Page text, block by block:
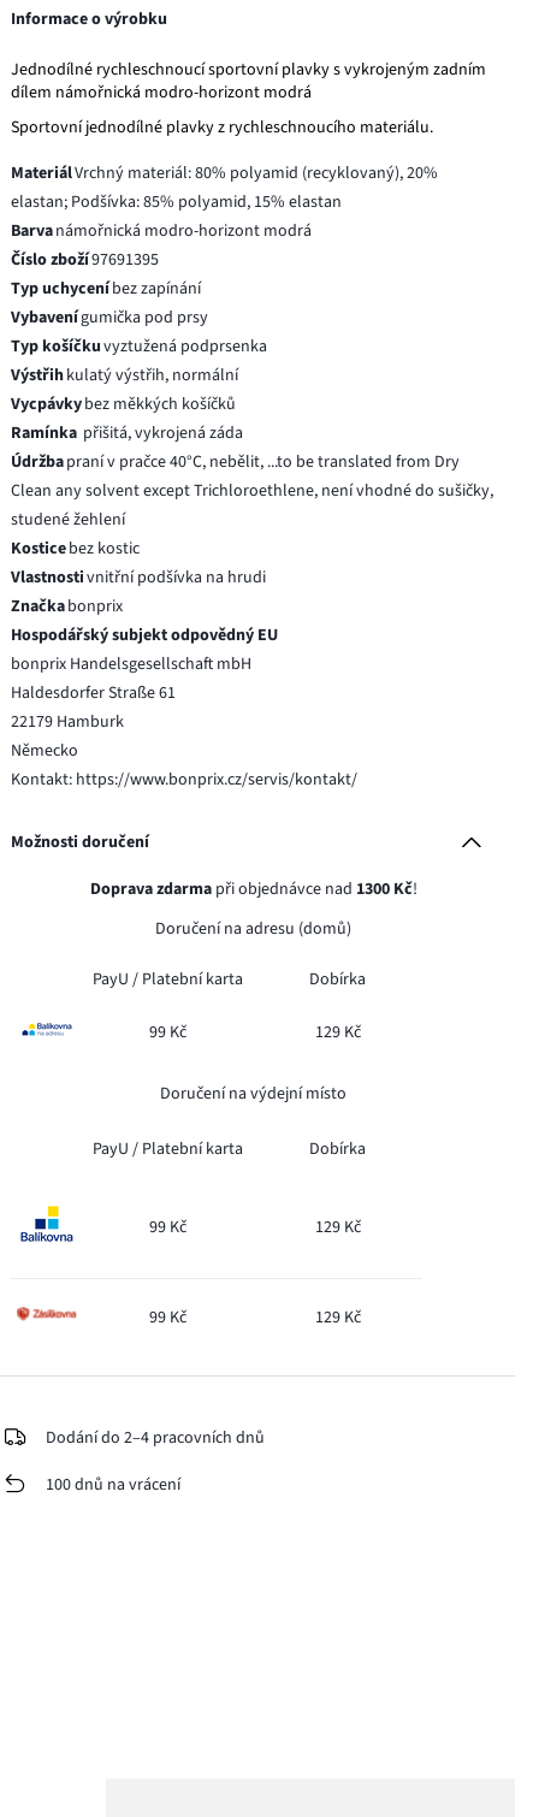
Informace o výrobku
Jednodílné rychleschnoucí sportovní plavky s vykrojeným zadním
dílem námořnická modro-horizont modrá
Sportovní jednodílné plavky z rychleschnoucího materiálu.
MateriálVrchný materiál: 80% polyamid (recyklovaný), 20%
elastan; Podšívka: 85% polyamid, 15% elastan
Barvanámořnická modro-horizont modrá
Číslo zboží97691395
Typ uchyceníbez zapínání
Vybavenígumička pod prsy
Typ košíčkuvyztužená podprsenka
Výstřihkulatý výstřih, normální
Vycpávkybez měkkých košíčků
Ramínka přišitá, vykrojená záda
Údržbapraní v pračce 40°C, nebělit, ...to be translated from Dry
Clean any solvent except Trichloroethlene, není vhodné do sušičky,
studené žehlení
Kosticebez kostic
Vlastnostivnitřní podšívka na hrudi
Značkabonprix
Hospodářský subjekt odpovědný EU
bonprix Handelsgesellschaft mbH
Haldesdorfer Straße 61
22179 Hamburk
Německo
Kontakt: https://www.bonprix.cz/servis/kontakt/
Možnosti doručení
Doprava zdarmapři objednávce nad 1300 Kč!
Doručení na adresu (domů)
PayU / Platební karta Dobírka
99 Kč 129 Kč
Doručení na výdejní místo
PayU / Platební karta Dobírka
99 Kč 129 Kč
99 Kč 129 Kč
Dodání do 2–4 pracovních dnů
100 dnů na vrácení